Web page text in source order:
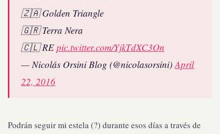
🇿🇦 Golden Triangle
🇬🇷 Terra Nera
🇨🇱 RE pic.twitter.com/YjkTdXC3On
— Nicolás Orsini Blog (@nicolasorsini)April
22, 2016
Podrán seguir mi estela (?) durante esos días a través de